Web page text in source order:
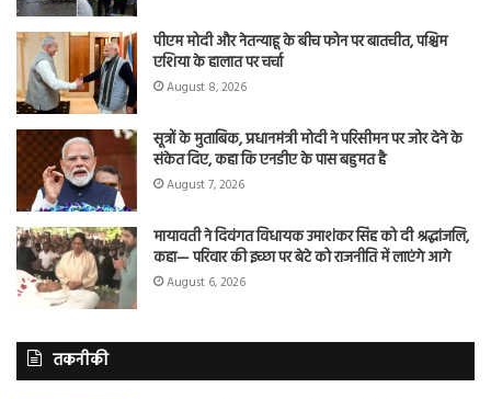
पीएम मोदी और नेतन्याहू के बीच फोन पर बातचीत, पश्चिम
एशिया के हालात पर चर्चा
August 8, 2026
सूत्रों के मुताबिक, प्रधानमंत्री मोदी ने परिसीमन पर जोर देने के
संकेत दिए, कहा कि एनडीए के पास बहुमत है
August 7, 2026
मायावती ने दिवंगत विधायक उमाशंकर सिंह को दी श्रद्धांजलि,
कहा— परिवार की इच्छा पर बेटे को राजनीति में लाएंगे आगे
August 6, 2026
तकनीकी